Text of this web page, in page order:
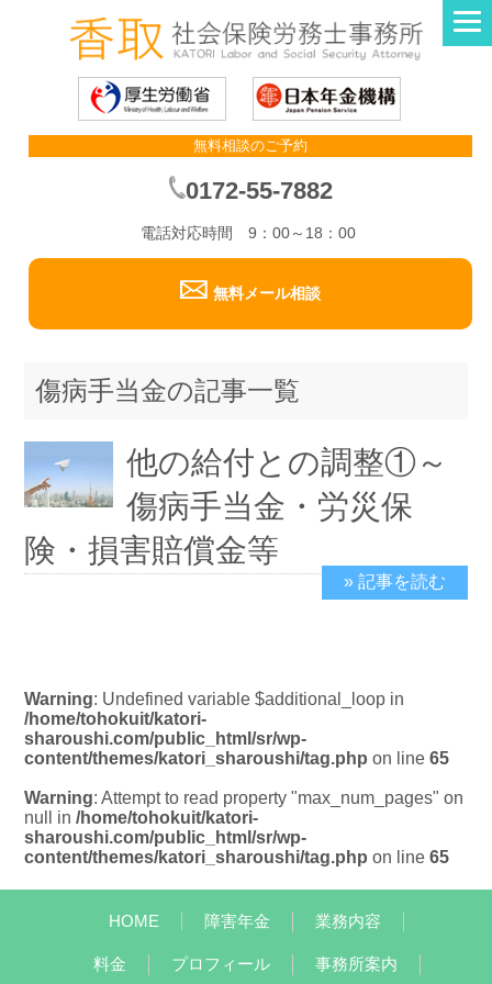
無料相談のご予約
0172-55-7882
電話対応時間 9：00～18：00
無料メール相談
傷病手当金の記事一覧
他の給付との調整①～
傷病手当金・労災保
険・損害賠償金等
2019/2/19
» 記事を読む
Warning: Undefined variable $additional_loop in
/home/tohokuit/katori-
sharoushi.com/public_html/sr/wp-
content/themes/katori_sharoushi/tag.php on line65
Warning: Attempt to read property "max_num_pages" on
null in/home/tohokuit/katori-
sharoushi.com/public_html/sr/wp-
content/themes/katori_sharoushi/tag.php on line65
HOME 障害年金 業務内容
料金 プロフィール 事務所案内